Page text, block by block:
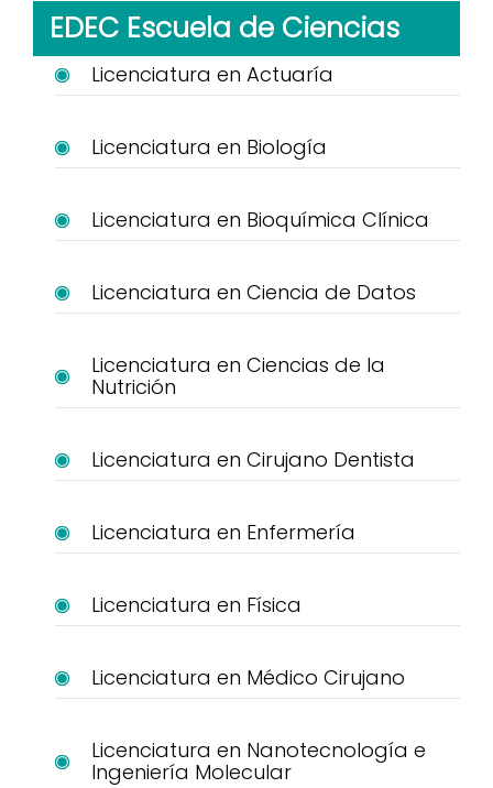
EDEC Escuela de Ciencias
Licenciatura en Actuaría
Licenciatura en Biología
Licenciatura en Bioquímica Clínica
Licenciatura en Ciencia de Datos
Licenciatura en Ciencias de la
Nutrición
Licenciatura en Cirujano Dentista
Licenciatura en Enfermería
Licenciatura en Física
Licenciatura en Médico Cirujano
Licenciatura en Nanotecnología e
Ingeniería Molecular